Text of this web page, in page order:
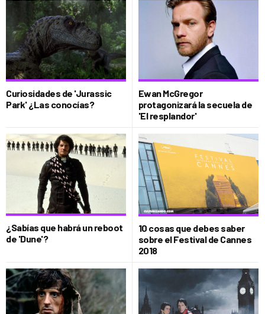
Curiosidades de 'Jurassic
Park' ¿Las conocías?
Ewan McGregor
protagonizará la secuela de
'El resplandor'
¿Sabías que habrá un reboot
de 'Dune'?
10 cosas que debes saber
sobre el Festival de Cannes
2018